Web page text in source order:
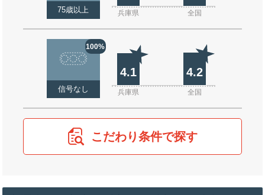
75歳以上 兵庫県 全国
100%
信号なし
4.1 4.2
兵庫県 全国
こだわり条件で探す